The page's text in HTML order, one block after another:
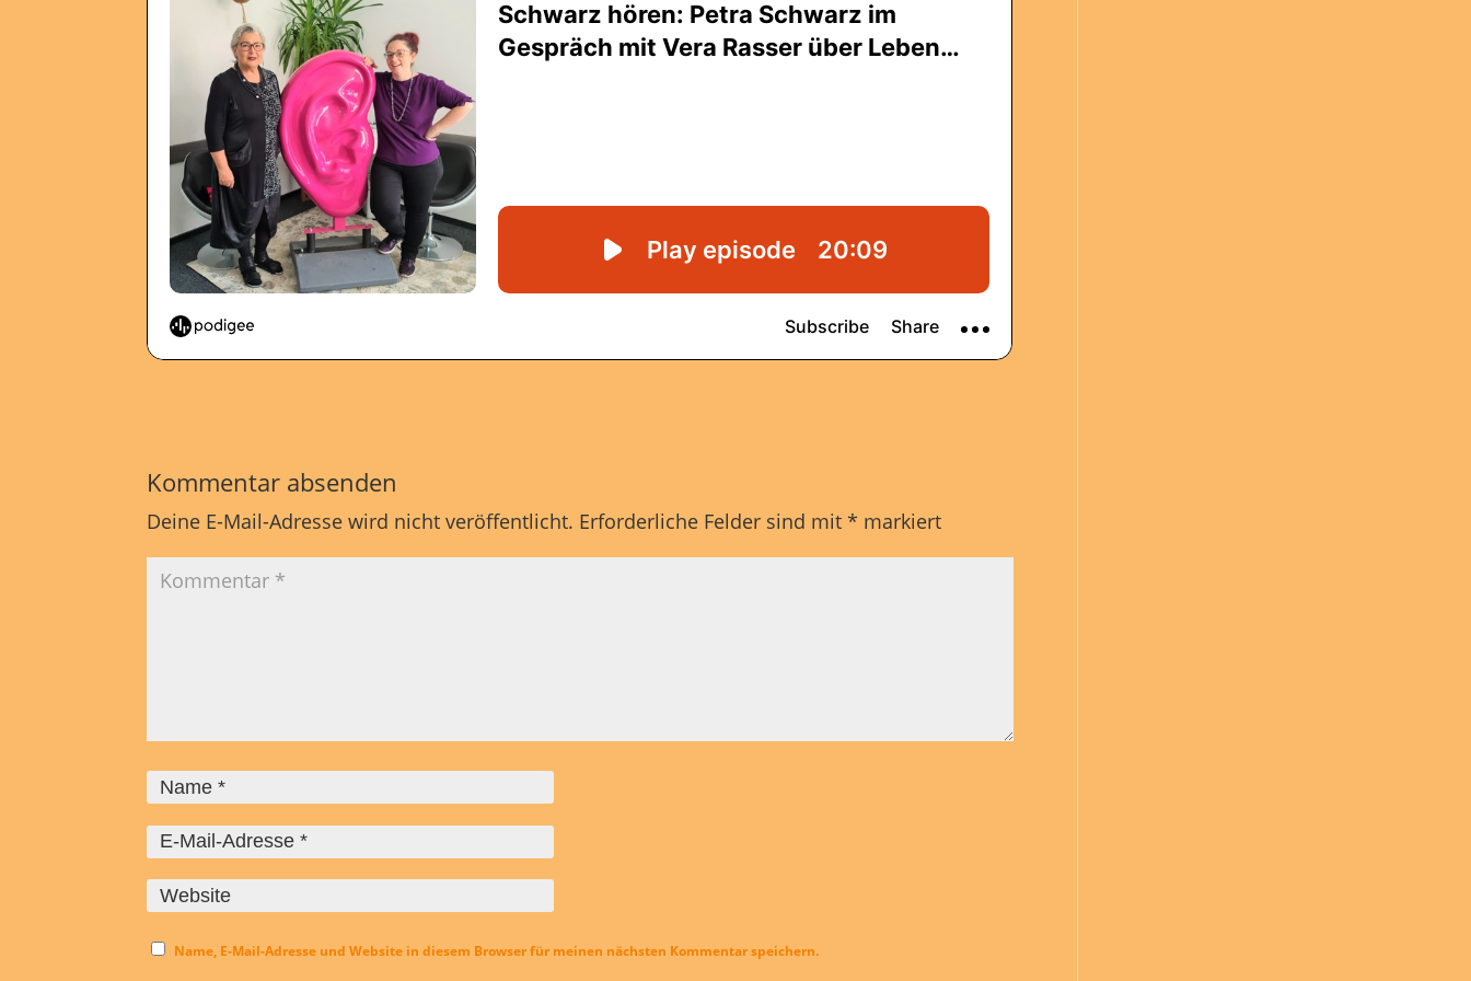
Kommentar absenden
Deine E-Mail-Adresse wird nicht veröffentlicht. Erforderliche Felder sind mit* markiert
Name, E-Mail-Adresse und Website in diesem Browser für meinen nächsten Kommentar speichern.